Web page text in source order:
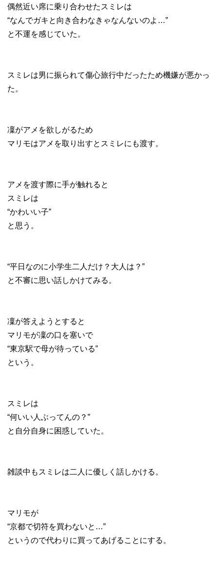
偶然近い席に乗り合わせたスミレは
“なんでガキと向き合わなきゃなんないのよ…”
と不運を感じていた。
スミレは男に振られて傷心旅行中だったため機嫌が悪かっ
た。
凜がアメを欲しがるため
マリモはアメを取り出すとスミレにも渡す。
アメを渡す際に手が触れると
スミレは
“かわいい子”
と思う。
“平日なのに小学生二人だけ？大人は？”
と不審に思い話しかけてみる。
凜が答えようとすると
マリモが凜の口を塞いで
“東京駅で母が待っている”
という。
スミレは
“何いい人ぶってんの？”
と自分自身に困惑していた。
雑談中もスミレは二人に優しく話しかける。
マリモが
“京都で切符を買わないと…”
というので代わりに買ってあげることにする。